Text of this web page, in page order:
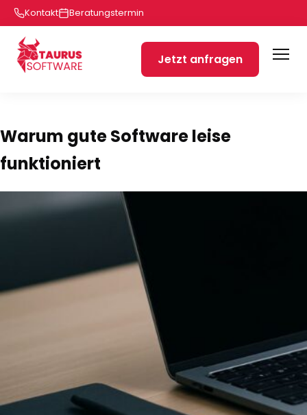
Kontakt Beratungstermin
Jetzt anfragen
Warum gute Software leise
funktioniert